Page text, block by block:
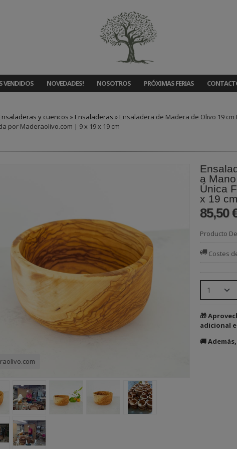
VENDIDOS NOVEDADES! NOSOTROS PRÓXIMAS FERIAS
y cuencos » Ensaladeras » Ensaladera de Madera de Olivo 19
por Maderaolivo.com | 9 x 19 x 19 cm
a
Única
x 19 cm
85,50
Producto
Costes
🎁
adicional
🚚